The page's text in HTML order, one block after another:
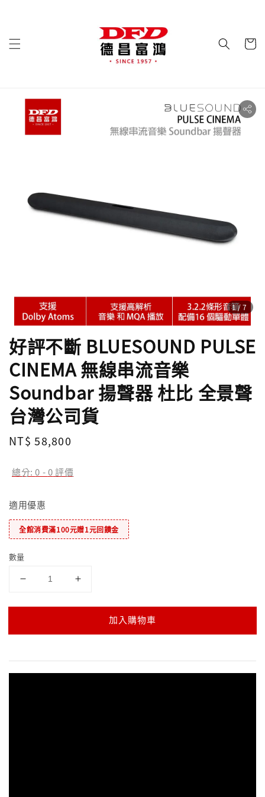
1/7
好評不斷 BLUESOUND PULSE
CINEMA 無線串流音樂
Soundbar 揚聲器 杜比 全景聲
台灣公司貨
Regular
NT$ 58,800
總分:0 -0評價
適用優惠
全館消費滿100元贈1元回饋金
數量
加入購物車